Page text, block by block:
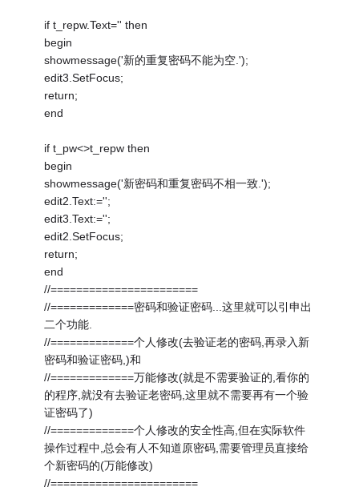
if t_repw.Text='' then
begin
showmessage('新的重复密码不能为空.');
edit3.SetFocus;
return;
end
if t_pw<>t_repw then
begin
showmessage('新密码和重复密码不相一致.');
edit2.Text:='';
edit3.Text:='';
edit2.SetFocus;
return;
end
//=======================
//=============密码和验证密码...这里就可以引申出
二个功能.
//=============个人修改(去验证老的密码,再录入新
密码和验证密码,)和
//=============万能修改(就是不需要验证的,看你的
的程序,就没有去验证老密码,这里就不需要再有一个验
证密码了)
//=============个人修改的安全性高,但在实际软件
操作过程中,总会有人不知道原密码,需要管理员直接给
个新密码的(万能修改)
//=======================